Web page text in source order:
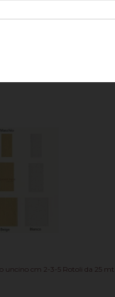
Es: Per ordinare 4 mt di
Es: Per ordinare 35 mt
uncino cm 2-3-5 Rotoli da 25 mt